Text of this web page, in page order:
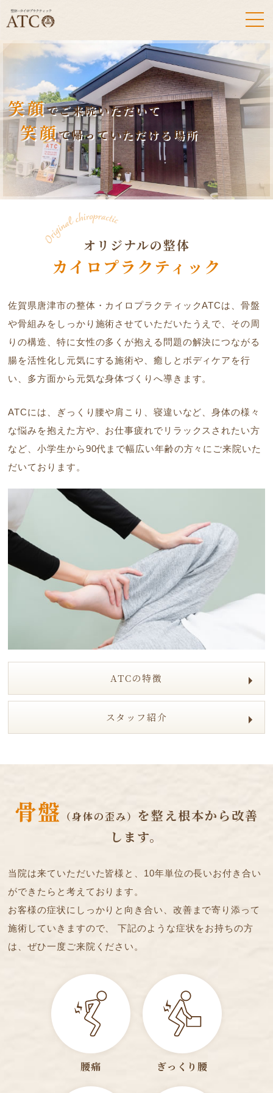
笑顔でご来院いただいて
笑顔で帰っていただける場所
オリジナルの整体
カイロプラクティック
佐賀県唐津市の整体・カイロプラクティックATCは、骨盤
や骨組みをしっかり施術させていただいたうえで、その周
りの構造、特に女性の多くが抱える問題の解決につながる
腸を活性化し元気にする施術や、癒しとボディケアを行
い、多方面から元気な身体づくりへ導きます。
ATCには、ぎっくり腰や肩こり、寝違いなど、身体の様々
な悩みを抱えた方や、お仕事疲れでリラックスされたい方
など、小学生から90代まで幅広い年齢の方々にご来院いた
だいております。
ATCの特徴
スタッフ紹介
骨盤 （身体の歪み） を整え根本から改善
します。
当院は来ていただいた皆様と、10年単位の長いお付き合い
ができたらと考えております。
お客様の症状にしっかりと向き合い、改善まで寄り添って
施術していきますので、
下記のような症状をお持ちの方
は、ぜひ一度ご来院ください。
腰痛 ぎっくり腰